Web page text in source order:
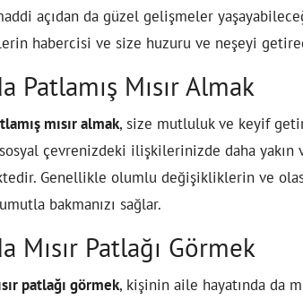
açıdan da güzel gelişmeler
habercisi ve size huzuru ve neşeyi
Patlamış Mısır Almak
mısır almak, size mutluluk ve keyif
çevrenizdeki ilişkilerinizde daha yakın
Genellikle olumlu değişikliklerin ve
bakmanızı sağlar.
Mısır Patlağı Görmek
patlağı görmek, kişinin aile hayatında da